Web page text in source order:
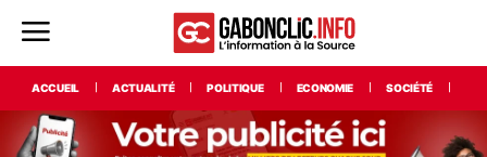
ACCUEIL ACTUALITÉ POLITIQUE ECONOMIE SOCIÉTÉ